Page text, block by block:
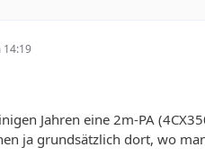
14:19
Jahren eine 2m-PA
ja grundsätzlich dort, wo